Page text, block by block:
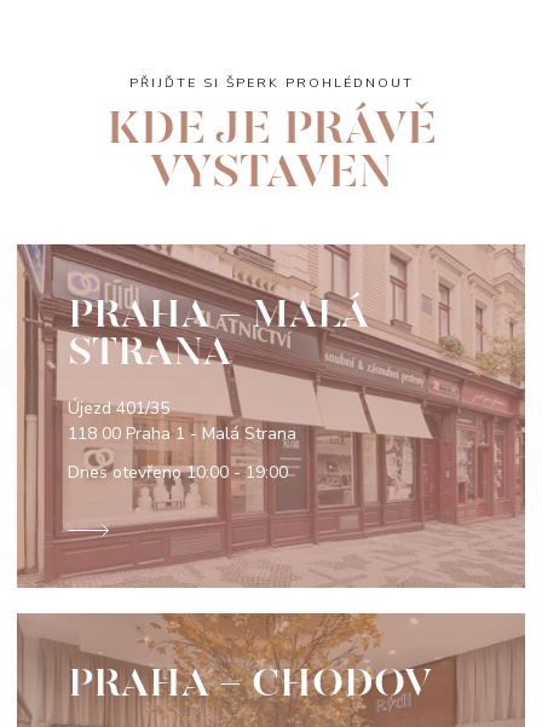
PŘIJĎTE SI ŠPERK PROHLÉDNOUT
KDE JE PRÁVĚ
VYSTAVEN
PRAHA - MALÁ
STRANA
Újezd 401/35
118 00 Praha 1 - Malá Strana
Dnes otevřeno10:00 - 19:00
PRAHA - CHODOV